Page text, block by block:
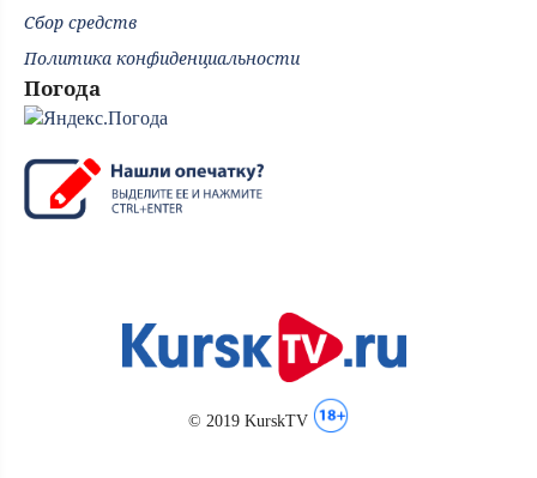
Сбор средств
Политика конфиденциальности
Погода
© 2019 KurskTV